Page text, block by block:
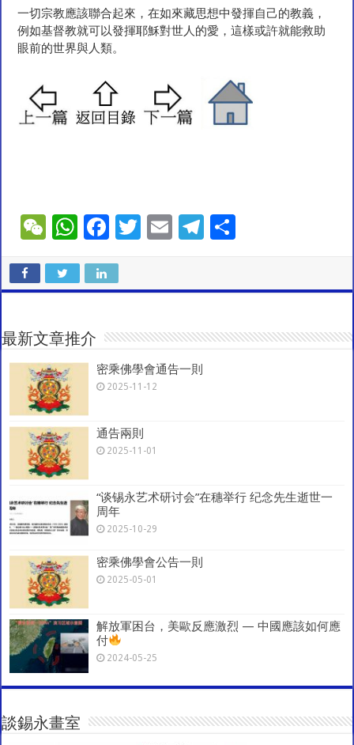
一切宗教應該聯合起來，在如來藏思想中發揮自己的教義，
例如基督教就可以發揮耶穌對世人的愛，這樣或許就能救助
眼前的世界與人類。
W
C
h
at
W
at
sA
p
p
F
e
b
o
k
T
er
E
l
T
gr
a
e
最新文章推介
密乘佛學會通告一則
2025-11-12
通告兩則
2025-11-01
“谈锡永艺术研讨会”在穗举行 纪念先生逝世一
周年
2025-10-29
密乘佛學會公告一則
2025-05-01
解放軍困台，美歐反應激烈 — 中國應該如何應
付
2024-05-25
談錫永畫室